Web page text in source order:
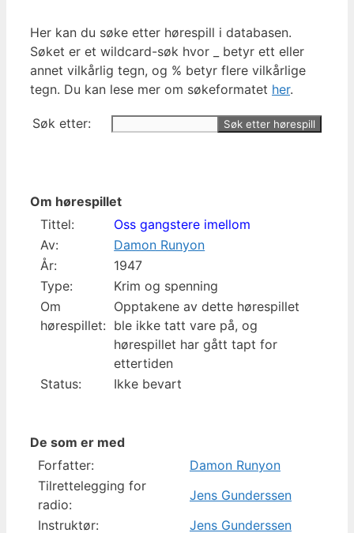
Her kan du søke etter hørespill i databasen.
Søket er et wildcard-søk hvor _ betyr ett eller
annet vilkårlig tegn, og % betyr flere vilkårlige
tegn. Du kan lese mer om søkeformatet her.
Søk etter:
Om hørespillet
Tittel:
Oss gangstere imellom
Av:
Damon Runyon
År:
1947
Type:
Krim og spenning
Om
hørespillet:
Opptakene av dette hørespillet
ble ikke tatt vare på, og
hørespillet har gått tapt for
ettertiden
Status:
Ikke bevart
De som er med
Forfatter:
Damon Runyon
Tilrettelegging for
radio:
Jens Gunderssen
Instruktør:
Jens Gunderssen